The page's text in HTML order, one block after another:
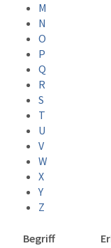
M
N
O
P
Q
R
S
T
U
V
W
X
Y
Z
Begriff